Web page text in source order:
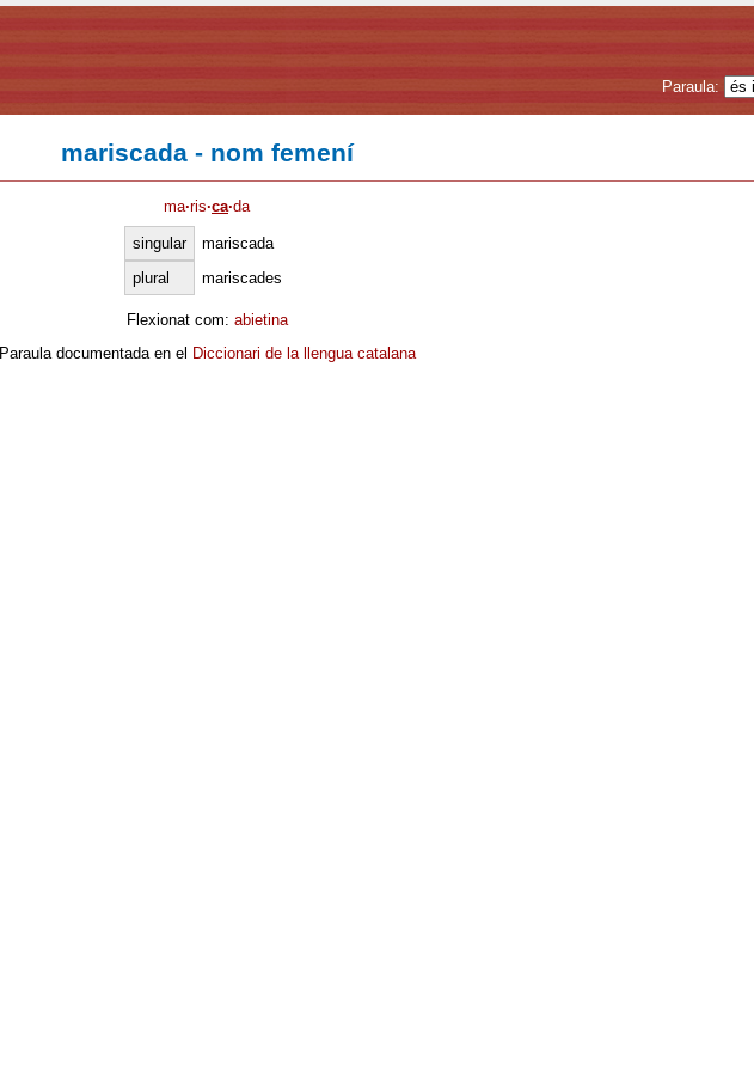
Paraula:
mariscada - nom femení
ma·ris·ca·da
singular
mariscada
plural
mariscades
Flexionat com: abietina
Paraula documentada en el Diccionari de la llengua catalana